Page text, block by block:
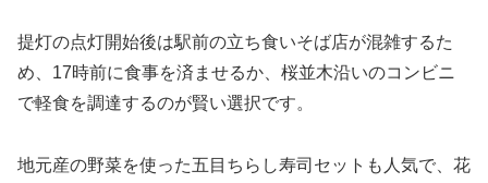
提灯の点灯開始後は駅前の立ち食いそば店が混雑するた
め、17時前に食事を済ませるか、桜並木沿いのコンビニ
で軽食を調達するのが賢い選択です。
地元産の野菜を使った五目ちらし寿司セットも人気で、花